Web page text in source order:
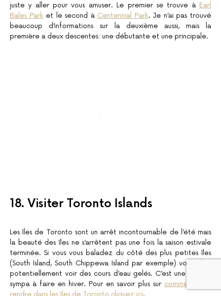
juste y aller pour vous amuser. Le premier se trouve à Earl
Bales Parket le second à Centennial Park. Je n’ai pas trouvé
beaucoup d’informations sur la deuxième aussi, mais la
première a deux descentes: une débutante et une principale.
18. Visiter Toronto Islands
Les îles de Toronto sont un arrêt incontournable de l’été mais
la beauté des îles ne s’arrêtent pas une fois la saison estivale
terminée. Si vous vous baladez du côté des plus petites îles
(South Island, South Chippewa Island par exemple) vous allez
potentiellement voir des cours d’eau gelés. C’est une balade
sympa à faire en hiver. Pour en savoir plus sur comment vous
rendre dans les îles de Toronto cliquez ici.